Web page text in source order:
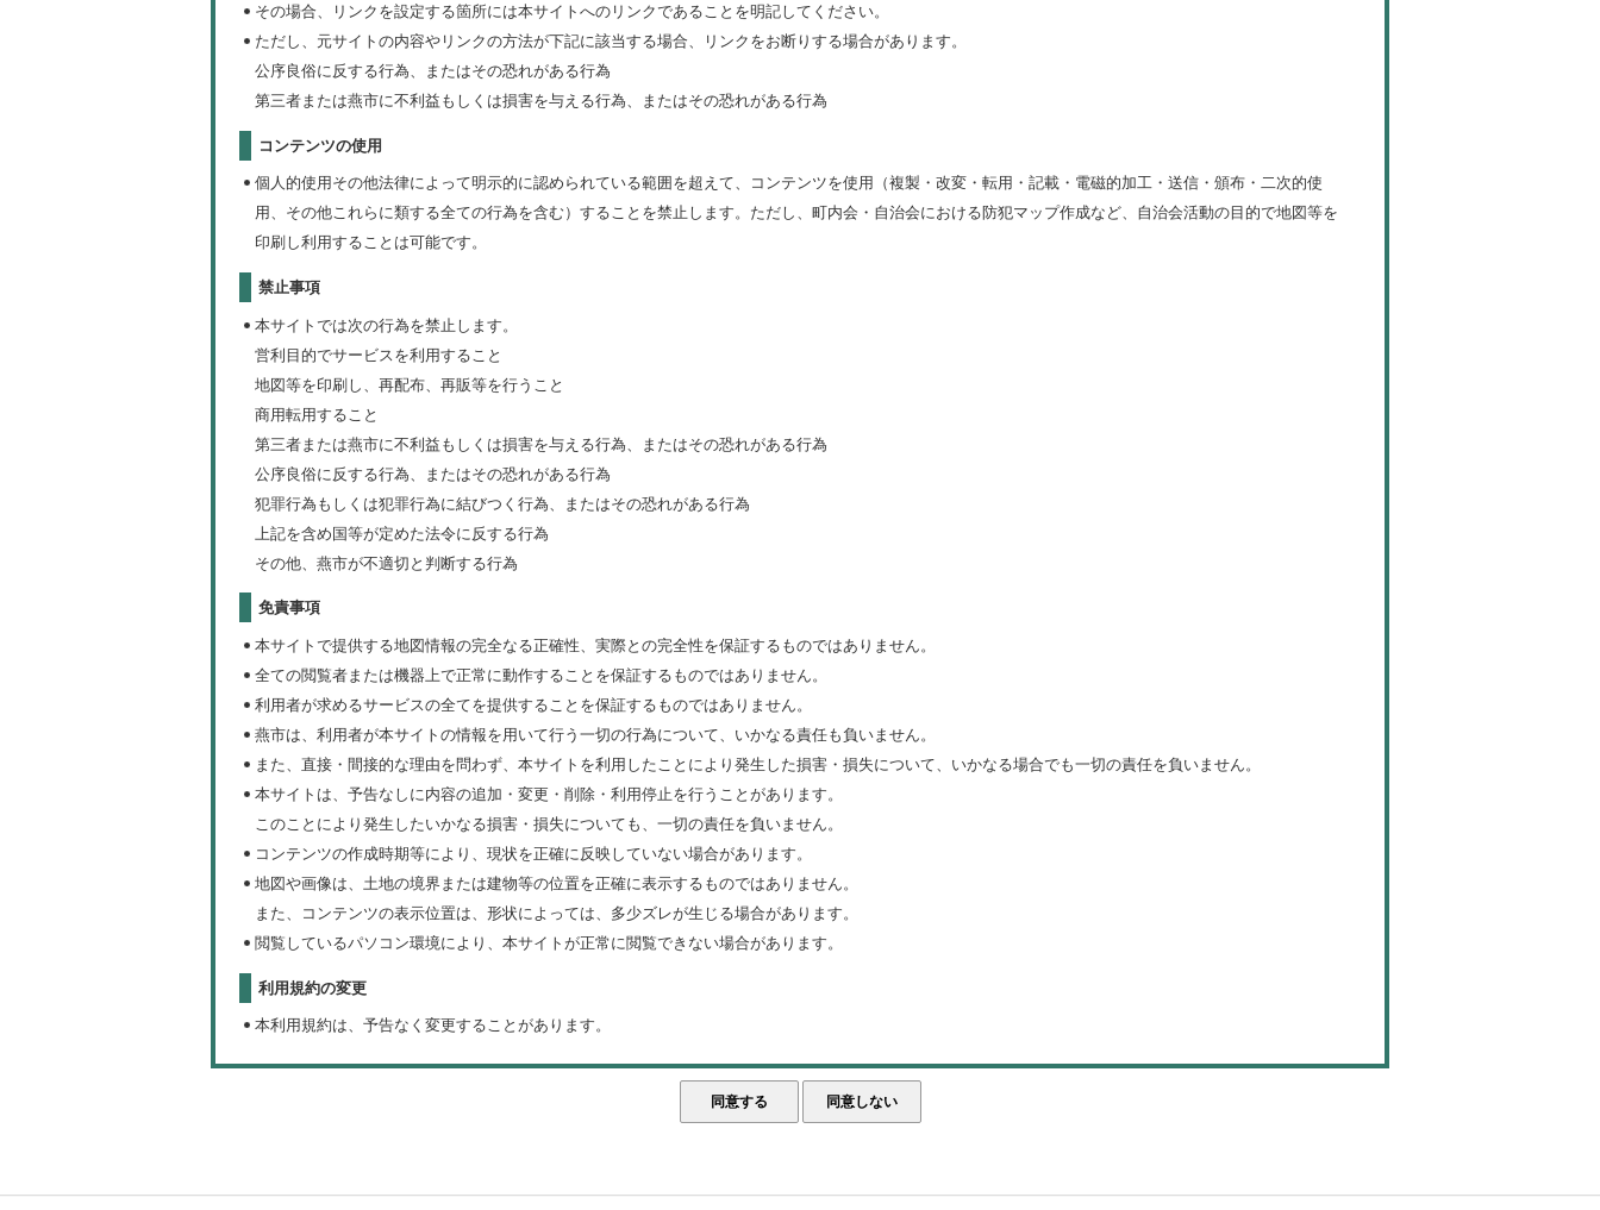
その場合、リンクを設定する箇所には本サイトへのリンクであることを明記してください。
ただし、元サイトの内容やリンクの方法が下記に該当する場合、リンクをお断りする場合があります。
公序良俗に反する行為、またはその恐れがある行為
第三者または燕市に不利益もしくは損害を与える行為、またはその恐れがある行為
コンテンツの使用
個人的使用その他法律によって明示的に認められている範囲を超えて、コンテンツを使用（複製・改変・転用・記載・電磁的加工・送信・頒布・二次的使
用、その他これらに類する全ての行為を含む）することを禁止します。ただし、町内会・自治会における防犯マップ作成など、自治会活動の目的で地図等を
印刷し利用することは可能です。
禁止事項
本サイトでは次の行為を禁止します。
営利目的でサービスを利用すること
地図等を印刷し、再配布、再販等を行うこと
商用転用すること
第三者または燕市に不利益もしくは損害を与える行為、またはその恐れがある行為
公序良俗に反する行為、またはその恐れがある行為
犯罪行為もしくは犯罪行為に結びつく行為、またはその恐れがある行為
上記を含め国等が定めた法令に反する行為
その他、燕市が不適切と判断する行為
免責事項
本サイトで提供する地図情報の完全なる正確性、実際との完全性を保証するものではありません。
全ての閲覧者または機器上で正常に動作することを保証するものではありません。
利用者が求めるサービスの全てを提供することを保証するものではありません。
燕市は、利用者が本サイトの情報を用いて行う一切の行為について、いかなる責任も負いません。
また、直接・間接的な理由を問わず、本サイトを利用したことにより発生した損害・損失について、いかなる場合でも一切の責任を負いません。
本サイトは、予告なしに内容の追加・変更・削除・利用停止を行うことがあります。
このことにより発生したいかなる損害・損失についても、一切の責任を負いません。
コンテンツの作成時期等により、現状を正確に反映していない場合があります。
地図や画像は、土地の境界または建物等の位置を正確に表示するものではありません。
また、コンテンツの表示位置は、形状によっては、多少ズレが生じる場合があります。
閲覧しているパソコン環境により、本サイトが正常に閲覧できない場合があります。
利用規約の変更
本利用規約は、予告なく変更することがあります。